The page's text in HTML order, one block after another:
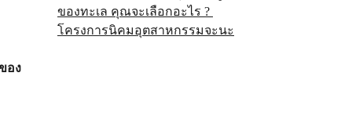
อง
ของทะเล คุณจะเลือกอะไร ?
โครงการนิคมอุตสาหกรรมจะนะ